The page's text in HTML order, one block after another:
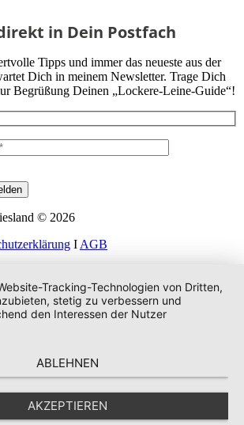
in Dein Postfach
Tipps und immer das neueste aus der
Dich in meinem Newsletter. Trage Dich
Begrüßung Deinen „Lockere-Leine-Guide“!
© 2026
I AGB
Tracking-Technologien von Dritten,
stetig zu verbessern und
den Interessen der Nutzer
ABLEHNEN
AKZEPTIEREN